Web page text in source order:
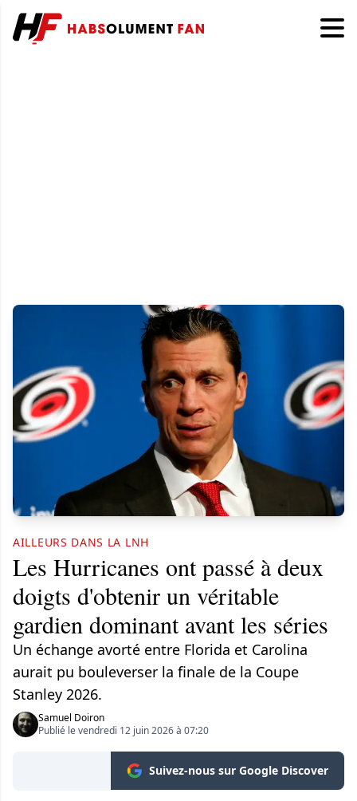
AILLEURS DANS LA LNH
Les Hurricanes ont passé à deux
doigts d'obtenir un véritable
gardien dominant avant les séries
Un échange avorté entre Florida et Carolina
aurait pu bouleverser la finale de la Coupe
Stanley 2026.
Samuel Doiron
Publié le vendredi 12 juin 2026 à 07:20
Suivez-nous sur Google Discover